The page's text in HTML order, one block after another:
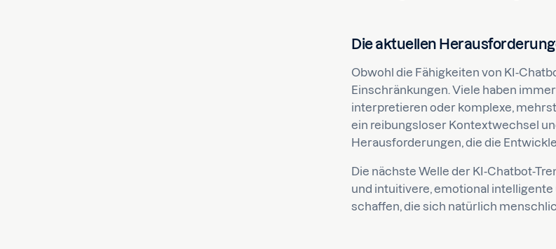
Die aktuellen
Obwohl die Fähigkeiten von KI-
Einschränkungen. Viele haben
interpretieren oder komplexe,
ein reibungsloser Kontextwechsel
Herausforderungen, die die
Die nächste Welle der KI-Chatbot-
und intuitivere, emotional
schaffen, die sich natürlich